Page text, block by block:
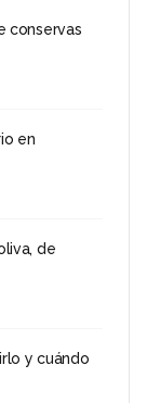
conservas
en
de
y cuándo